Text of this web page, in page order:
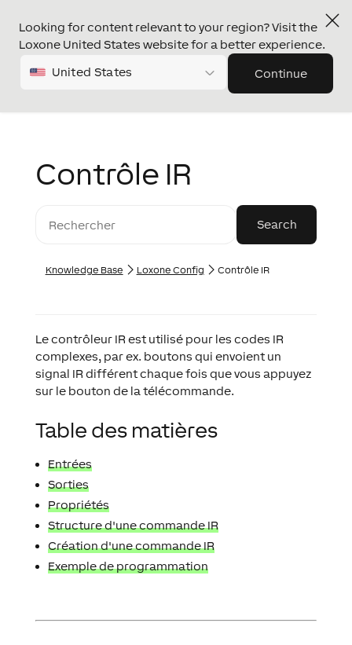
Looking for content relevant to your region? Visit the
Loxone United States website for a better experience.
United States Continue
Contrôle IR
Knowledge Base Loxone Config Contrôle IR
Le contrôleur IR est utilisé pour les codes IR
complexes, par ex. boutons qui envoient un
signal IR différent chaque fois que vous appuyez
sur le bouton de la télécommande.
Table des matières
Entrées
Sorties
Propriétés
Structure d'une commande IR
Création d'une commande IR
Exemple de programmation